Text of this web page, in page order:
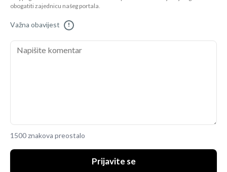
obogatiti zajednicu našeg portala.
Važna obavijest !
1500 znakova preostalo
Prijavite se